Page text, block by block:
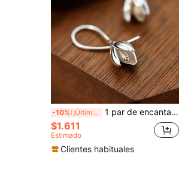
-10% ¡Últimos 3 días 1 par de encantadores aretes colgantes florales, diseñados para mujeres, adecuados para boda, compromiso, fiesta de aniversario, regalo del Día de San Valentín
$1.611
Estimado
Clientes habituales